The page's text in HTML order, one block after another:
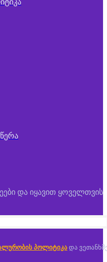
და იყავით ყოველთვის
პოლიტიკა და